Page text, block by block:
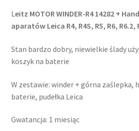
Leitz MOTOR WINDER-R4 14282 +
aparatów Leica R4, R4S, R5, R6, R6.2,
Stan bardzo dobry, niewielkie ślady
koszyk na baterie
W zestawie: winder + górna zaślepka,
baterie, pudełka Leica
Gwatancja: 1 miesiąc